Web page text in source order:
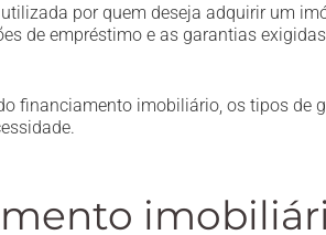
por quem deseja adquirir um
de empréstimo e as garantias
financiamento imobiliário, os tipos de